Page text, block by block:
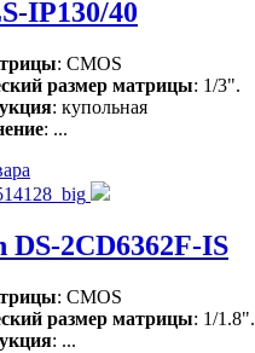
IP130/40
: CMOS
размер матрицы: 1/3".
: купольная
: ...
2CD6362F-IS
: CMOS
размер матрицы: 1/1.8".
: ...